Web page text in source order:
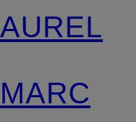
AUREL
MARC